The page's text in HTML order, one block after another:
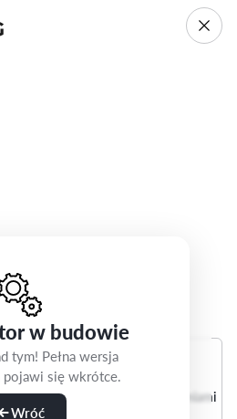
w budowie
tym! Pełna wersja
się wkrótce.
Wróć
Pakiet Interieur S z siedzeniami